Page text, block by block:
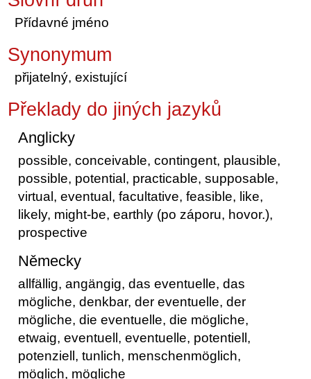
Přídavné jméno
Synonymum
přijatelný, existující
Překlady do jiných jazyků
Anglicky
possible, conceivable, contingent, plausible,
possible, potential, practicable, supposable,
virtual, eventual, facultative, feasible, like,
likely, might-be, earthly (po záporu, hovor.),
prospective
Německy
allfällig, angängig, das eventuelle, das
mögliche, denkbar, der eventuelle, der
mögliche, die eventuelle, die mögliche,
etwaig, eventuell, eventuelle, potentiell,
potenziell, tunlich, menschenmöglich,
möglich, mögliche